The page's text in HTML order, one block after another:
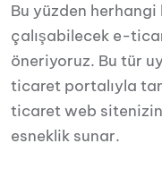
Bu yüzden
çalışabilecek e-
öneriyoruz. Bu tür
ticaret portalıyla
ticaret web
esneklik sunar.